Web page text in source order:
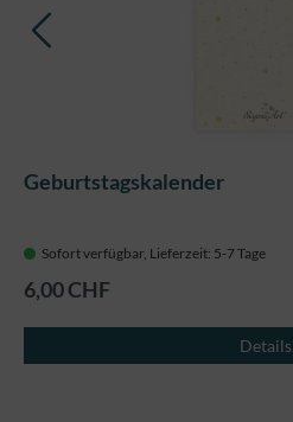
Geburtstagskalender
Sofort verfügbar, Lieferzeit: 5-7 Tage
6,00 CHF
Details